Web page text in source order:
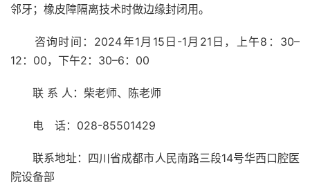
邻牙；橡皮障隔离技术时做边缘封闭用。
咨询时间：2024年1月15日-1月21日，上午8：30–
12：00，下午2：30–6：00
联 系 人：柴老师、陈老师
电 话：028-85501429
联系地址：四川省成都市人民南路三段14号华西口腔医
院设备部